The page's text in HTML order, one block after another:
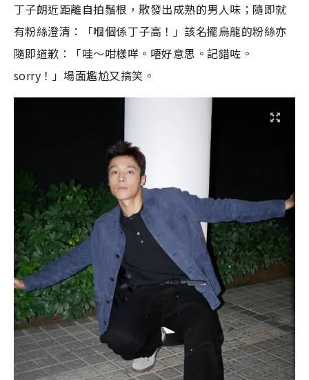
丁子朗近距離自拍鬚根，散發出成熟的男人味；隨即就
有粉絲澄清：「嗰個係丁子高！」該名擺烏龍的粉絲亦
隨即道歉：「哇～咁樣咩。唔好意思。記錯咗。
sorry！」場面尷尬又搞笑。